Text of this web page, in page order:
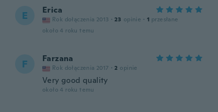
E Erica
Rok dołączenia 2013 · 23 opinie · 1 przesłane
około 4 roku temu
F Farzana
Rok dołączenia 2017 · 2 opinie
Very good quality
około 4 roku temu